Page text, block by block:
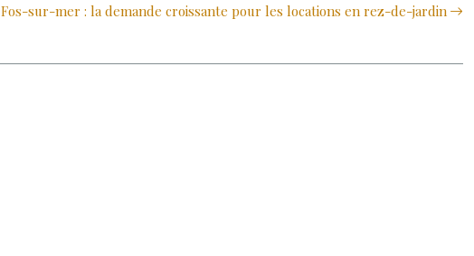
Fos-sur-mer : la demande croissante pour les locations en rez-de-jardin